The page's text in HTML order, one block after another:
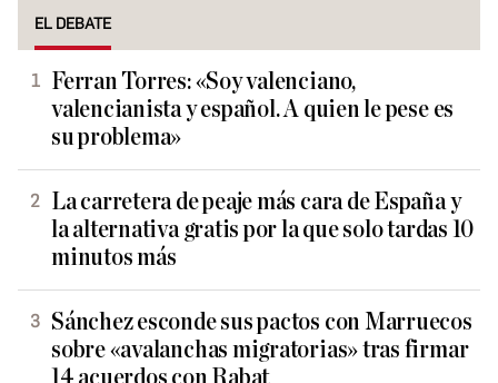
EL DEBATE
Ferran Torres: «Soy valenciano,
valencianista y español. A quien le pese es
su problema»
La carretera de peaje más cara de España y
la alternativa gratis por la que solo tardas 10
minutos más
Sánchez esconde sus pactos con Marruecos
sobre «avalanchas migratorias» tras firmar